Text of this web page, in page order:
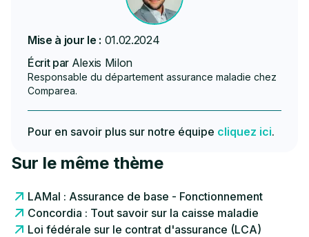
Mise à jour le : 01.02.2024
Écrit par Alexis Milon
Responsable du département assurance maladie chez
Comparea.
Pour en savoir plus sur notre équipe cliquez ici.
Sur le même thème
LAMal : Assurance de base - Fonctionnement
Concordia : Tout savoir sur la caisse maladie
Loi fédérale sur le contrat d'assurance (LCA)